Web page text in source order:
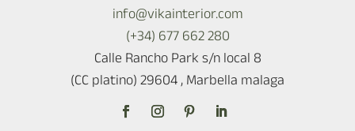
info@vikainterior.com
(+34) 677 662 280
Calle Rancho Park s/n local 8
(CC platino) 29604 , Marbella malaga